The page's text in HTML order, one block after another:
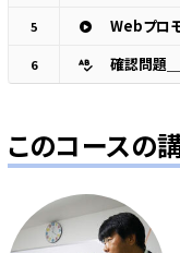
5 Webプロ
6 確認問題
このコースの